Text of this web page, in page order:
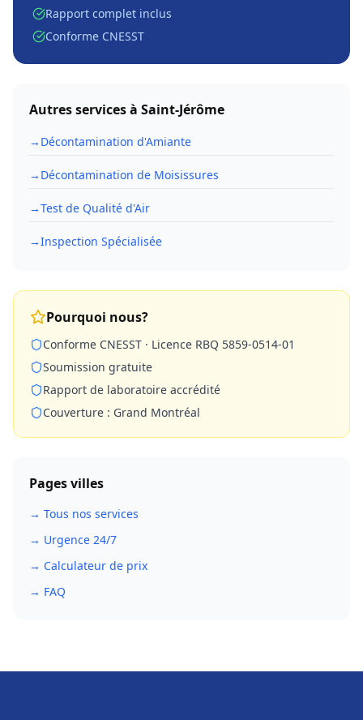
Rapport complet inclus
Conforme CNESST
Autres services à Saint-Jérôme
→ Décontamination d'Amiante
→ Décontamination de Moisissures
→Test de Qualité d'Air
→Inspection Spécialisée
Pourquoi nous?
Conforme CNESST · Licence RBQ 5859-0514-01
Soumission gratuite
Rapport de laboratoire accrédité
Couverture : Grand Montréal
Pages villes
→ Tous nos services
→ Urgence 24/7
→ Calculateur de prix
→ FAQ